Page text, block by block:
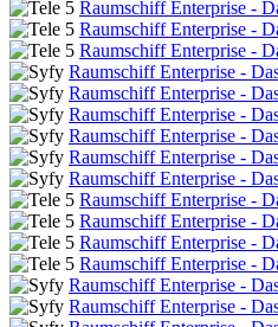
Raumschiff Enterprise -
Raumschiff Enterprise -
Raumschiff Enterprise -
Raumschiff Enterprise -
Raumschiff Enterprise -
Raumschiff Enterprise -
Raumschiff Enterprise -
Raumschiff Enterprise -
Raumschiff Enterprise -
Raumschiff Enterprise -
Raumschiff Enterprise -
Raumschiff Enterprise -
Raumschiff Enterprise -
Raumschiff Enterprise -
Raumschiff Enterprise -